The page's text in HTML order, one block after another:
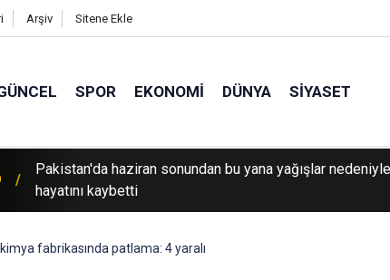
Arşiv Sitene Ekle
SPOR EKONOMI DÜNYA SIYASET
Hürmüz'den geçişlerin ücreti, sefer hacmine bağlı olacak
fabrikasında patlama: 4 yaralı